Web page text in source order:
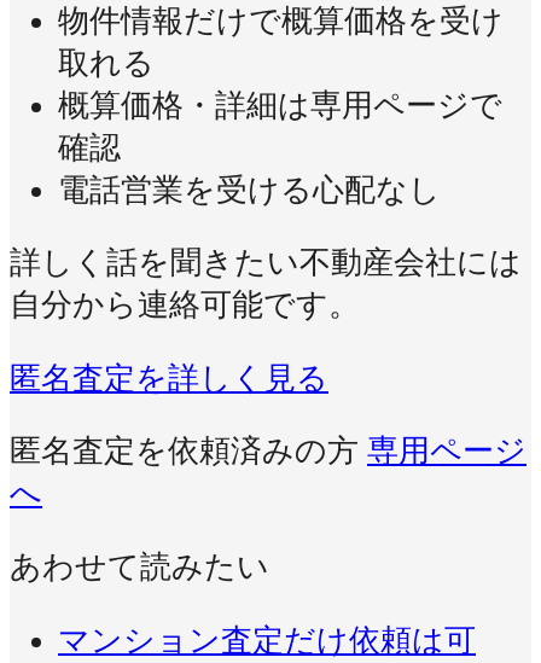
物件情報だけで概算価格を受け
取れる
概算価格・詳細は専用ページで
確認
電話営業を受ける心配なし
詳しく話を聞きたい不動産会社には
自分から連絡可能です。
匿名査定を詳しく見る
匿名査定を依頼済みの方 専用ページ
へ
あわせて読みたい
マンション査定だけ依頼は可